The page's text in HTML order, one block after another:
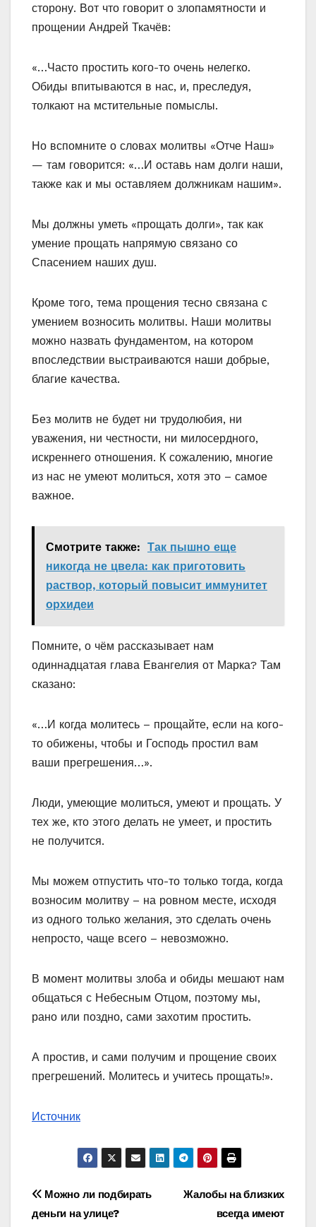
сторону. Вот что говорит о злопамятности и
прощении Андрей Ткачёв:
«…Часто простить кого-то очень нелегко.
Обиды впитываются в нас, и, преследуя,
толкают на мстительные помыслы.
Но вспомните о словах молитвы «Отче Наш»
— там говорится: «…И оставь нам долги наши,
также как и мы оставляем должникам нашим».
Мы должны уметь «прощать долги», так как
умение прощать напрямую связано со
Спасением наших душ.
Кроме того, тема прощения тесно связана с
умением возносить молитвы. Наши молитвы
можно назвать фундаментом, на котором
впоследствии выстраиваются наши добрые,
благие качества.
Без молитв не будет ни трудолюбия, ни
уважения, ни честности, ни милосердного,
искреннего отношения. К сожалению, многие
из нас не умеют молиться, хотя это – самое
важное.
Смотрите также: Так пышно еще
никогда не цвела: как приготовить
раствор, который повысит иммунитет
орхидеи
Помните, о чём рассказывает нам
одиннадцатая глава Евангелия от Марка? Там
сказано:
«…И когда молитесь – прощайте, если на кого-
то обижены, чтобы и Господь простил вам
ваши прегрешения…».
Люди, умеющие молиться, умеют и прощать. У
тех же, кто этого делать не умеет, и простить
не получится.
Мы можем отпустить что-то только тогда, когда
возносим молитву – на ровном месте, исходя
из одного только желания, это сделать очень
непросто, чаще всего – невозможно.
В момент молитвы злоба и обиды мешают нам
общаться с Небесным Отцом, поэтому мы,
рано или поздно, сами захотим простить.
А простив, и сами получим и прощение своих
прегрешений. Молитесь и учитесь прощать!».
Источник
Навигация
Жалобы на близких
всегда имеют
Можно ли подбирать
деньги на улице?